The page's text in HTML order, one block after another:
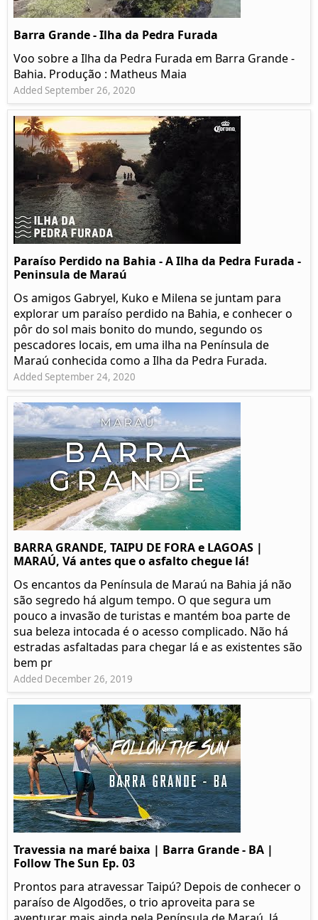
Barra Grande - Ilha da Pedra Furada
Voo sobre a Ilha da Pedra Furada em Barra Grande -
Bahia. Produção : Matheus Maia
Added September 26, 2020
Paraíso Perdido na Bahia - A Ilha da Pedra Furada -
Peninsula de Maraú
Os amigos Gabryel, Kuko e Milena se juntam para
explorar um paraíso perdido na Bahia, e conhecer o
pôr do sol mais bonito do mundo, segundo os
pescadores locais, em uma ilha na Península de
Maraú conhecida como a Ilha da Pedra Furada.
Added September 24, 2020
BARRA GRANDE, TAIPU DE FORA e LAGOAS |
MARAÚ, Vá antes que o asfalto chegue lá!
Os encantos da Península de Maraú na Bahia já não
são segredo há algum tempo. O que segura um
pouco a invasão de turistas e mantém boa parte de
sua beleza intocada é o acesso complicado. Não há
estradas asfaltadas para chegar lá e as existentes são
bem pr
Added December 26, 2019
Travessia na maré baixa | Barra Grande - BA |
Follow The Sun Ep. 03
Prontos para atravessar Taipú? Depois de conhecer o
paraíso de Algodões, o trio aproveita para se